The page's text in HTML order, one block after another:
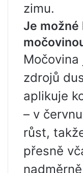
zimu.
Je
zdrojů
aplikuje
– v
růst,
přesně